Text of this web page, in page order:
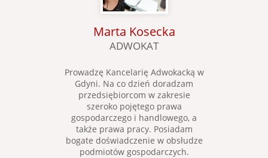
Marta Kosecka
ADWOKAT
Prowadzę Kancelarię Adwokacką w
Gdyni. Na co dzień doradzam
przedsiębiorcom w zakresie
szeroko pojętego prawa
gospodarczego i handlowego, a
także prawa pracy. Posiadam
bogate doświadczenie w obsłudze
podmiotów gospodarczych.